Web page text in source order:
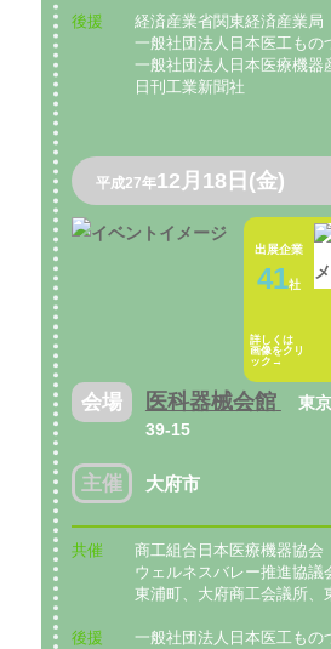
後援
経済産業省関東経済産業局
一般社団法人日本医工もの
一般社団法人日本医療機器
日刊工業新聞社
平成27年12月18日(金)
出展企業
41社
詳しくは
画像をクリ
ック→
会場 医科器械会館
東京
39-15
主催 大府市
共催
商工組合日本医療機器協会
ウェルネスバレー推進協議
東浦町、大府商工会議所、
後援
一般社団法人日本医工もの